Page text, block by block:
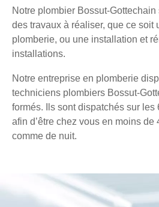
Notre plombier Bossut-
des travaux à réaliser, que ce soit
plomberie, ou une installation et
installations.
Notre entreprise en plomberie
techniciens plombiers Bossut-
formés. Ils sont dispatchés sur
afin d’être chez vous en moins de
comme de nuit.